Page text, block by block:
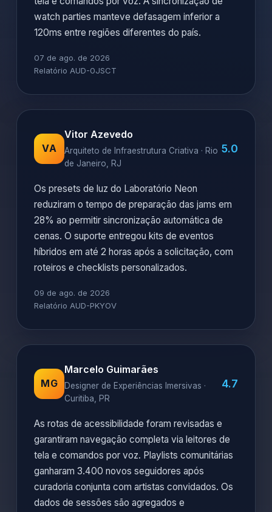
watch parties manteve defasagem inferior a
120ms entre regiões diferentes do país.
07 de ago. de 2026
Relatório AUD-0JSCT
VA
Vitor Azevedo
Arquiteto de Infraestrutura Criativa · Rio
de Janeiro, RJ
5.0
Os presets de luz do Laboratório Neon
reduziram o tempo de preparação das jams em
28% ao permitir sincronização automática de
cenas. O suporte entregou kits de eventos
híbridos em até 2 horas após a solicitação, com
roteiros e checklists personalizados.
09 de ago. de 2026
Relatório AUD-PKYOV
MG
Marcelo Guimarães
Designer de Experiências Imersivas ·
Curitiba, PR
4.7
As rotas de acessibilidade foram revisadas e
garantiram navegação completa via leitores de
tela e comandos por voz. Playlists comunitárias
ganharam 3.400 novos seguidores após
curadoria conjunta com artistas convidados. Os
dados de sessões são agregados e